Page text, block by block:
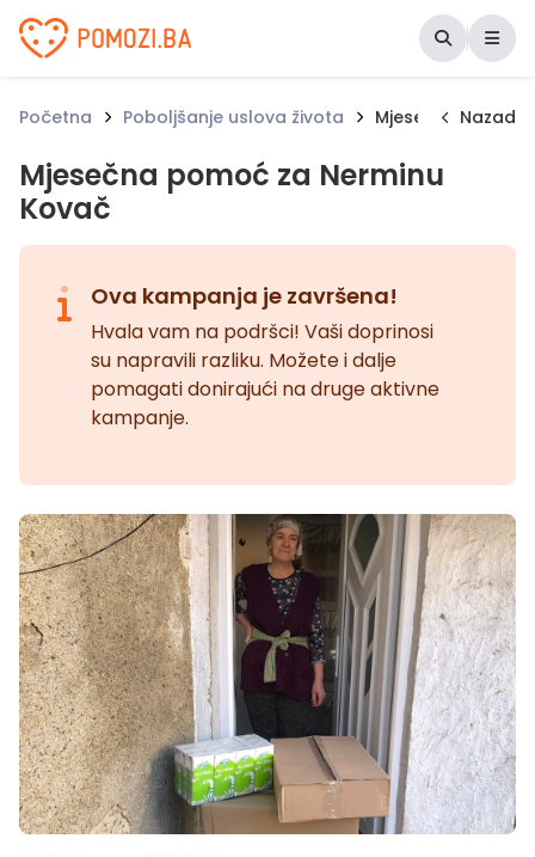
Udruženje Pomozi.ba
Početna Poboljšanje uslova života Mjesečna pomoć
Nazad
Mjesečna pomoć za Nerminu
Kovač
Ova kampanja je završena!
Hvala vam na podršci! Vaši doprinosi
su napravili razliku. Možete i dalje
pomagati donirajući na druge aktivne
kampanje.